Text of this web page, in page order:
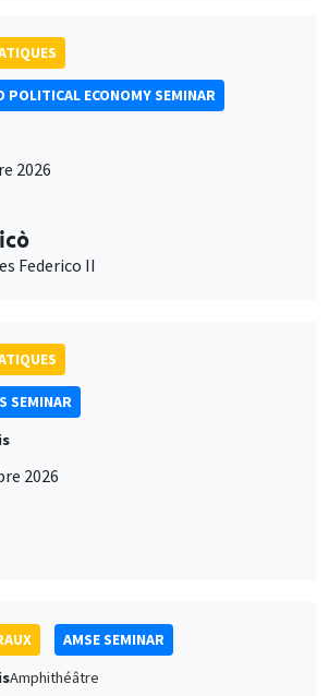
POLITICAL ECONOMY SEMINAR
2026
Federico II
SEMINAR
2026
AMSE SEMINAR
Amphithéâtre